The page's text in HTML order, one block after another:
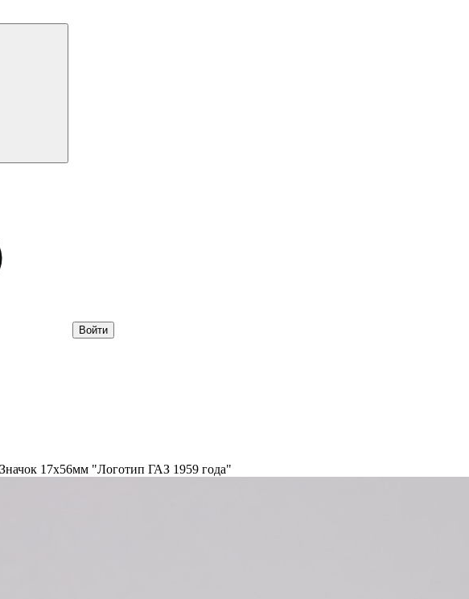
Войти
Значок 17х56мм "Логотип ГАЗ 1959 года"
Будем направлять вам все наши специальные предложения и новости
Мы уже направляем вам все наши специальные предложения и новости